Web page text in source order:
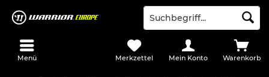
Menü Warenkorb
Merkzettel Mein Konto